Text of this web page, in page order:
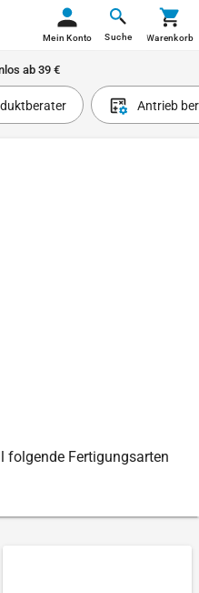
Suche
Mein Konto Warenkorb
ab 39 €
Antrieb
folgende Fertigungsarten